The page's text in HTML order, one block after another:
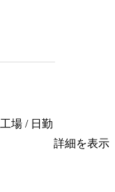
場 / 日勤
詳細を表示